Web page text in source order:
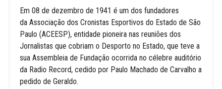
Em 08 de dezembro de 1941 é um dos fundadores
da Associação dos Cronistas Esportivos do Estado de São
Paulo (ACEESP), entidade pioneira nas reuniões dos
Jornalistas que cobriam o Desporto no Estado, que teve a
sua Assembleia de Fundação ocorrida no célebre auditório
da Radio Record, cedido por Paulo Machado de Carvalho a
pedido de Geraldo.